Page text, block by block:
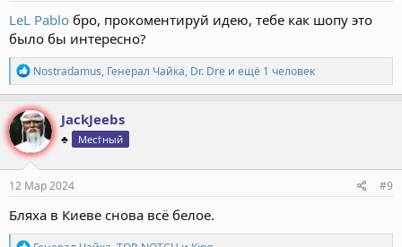
LeL Pablo бро, прокоментируй идею, тебе как шопу это
было бы интересно?
Р
е
а
к
ц
и
и
:
Nostradamus, Генерал Чайка, Dr. Dre и ещё 1 человек
JackJeebs
♣️ Мес†ный
12 Мар 2024 #9
Бляха в Киеве снова всё белое.